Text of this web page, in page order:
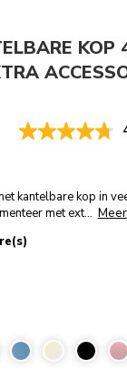
KOP
kantelbare kop in
met ext... Meer